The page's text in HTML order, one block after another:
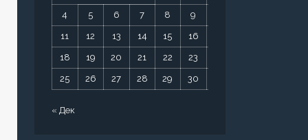
4 5 6 7 8 9
11 12 13 14 15 16
18 19 20 21 22 23
25 26 27 28 29 30
« Дек